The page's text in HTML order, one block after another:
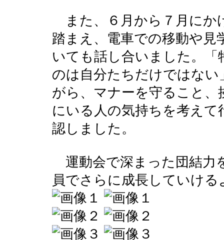
また、６月から７月にか
踏まえ、電車での移動や
いても話し合いました。
のは自分たちだけではな
がら、マナーを守ること
にいる人の気持ちを考え
認しました。
運動会で深まった団結力
員でさらに成長していけ